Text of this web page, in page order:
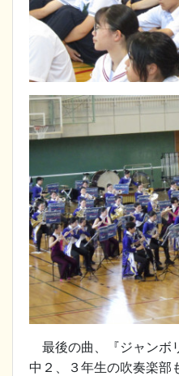
最後の曲、『ジャンボ
中２、３年生の吹奏楽部